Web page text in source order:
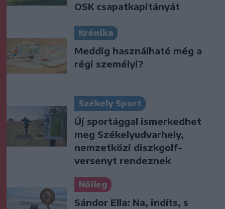
OSK csapatkapitányát
Krónika
Meddig használható még a
régi személyi?
Székely Sport
Új sportággal ismerkedhet
meg Székelyudvarhely,
nemzetközi diszkgolf-
versenyt rendeznek
Nőileg
Sándor Ella: Na, indíts, s